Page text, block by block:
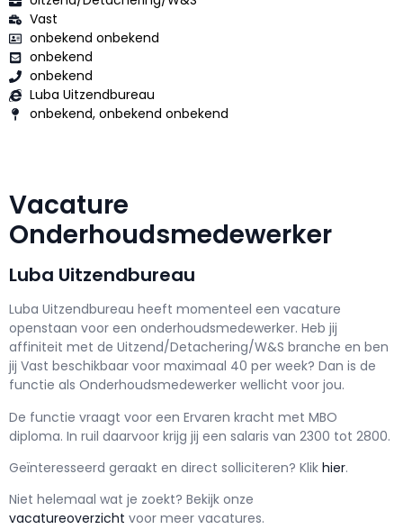
Vast
onbekend onbekend
onbekend
onbekend
Luba Uitzendbureau
onbekend, onbekend onbekend
Vacature
Onderhoudsmedewerker
Luba Uitzendbureau
Luba Uitzendbureau heeft momenteel een vacature
openstaan voor een onderhoudsmedewerker. Heb jij
affiniteit met de Uitzend/Detachering/W&S branche en ben
jij Vast beschikbaar voor maximaal 40 per week? Dan is de
functie als Onderhoudsmedewerker wellicht voor jou.
De functie vraagt voor een Ervaren kracht met MBO
diploma. In ruil daarvoor krijg jij een salaris van 2300 tot 2800.
Geïnteresseerd geraakt en direct solliciteren? Klik hier.
Niet helemaal wat je zoekt? Bekijk onze
vacatureoverzicht voor meer vacatures.